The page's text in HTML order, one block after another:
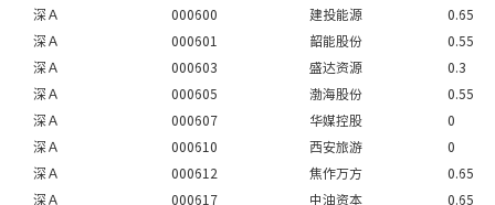
深Ａ
000600 建投能源
0.65
深Ａ
000601 韶能股份
0.55
深Ａ
000603 盛达资源
0.3
深Ａ
000605 渤海股份
0.55
深Ａ
000607 华媒控股
0
深Ａ
000610 西安旅游
0
深Ａ
000612 焦作万方
0.65
深Ａ
000617 中油资本
0.65